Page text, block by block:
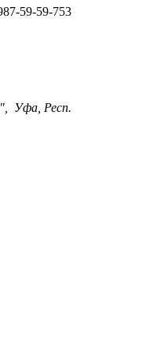
59-59-753
Уфа, Респ.